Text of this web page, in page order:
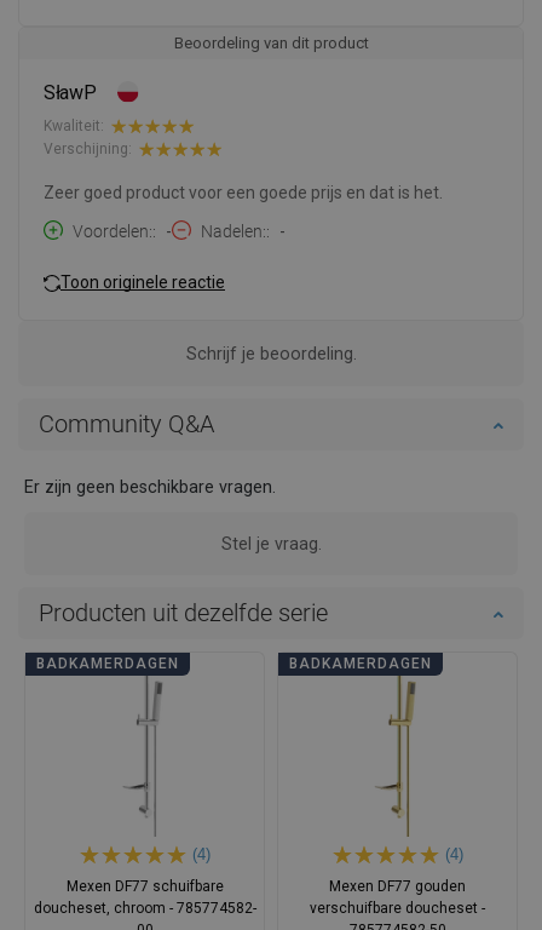
Beoordeling van dit product
SławP
Kwaliteit:
Verschijning:
Zeer goed product voor een goede prijs en dat is het.
Voordelen:
- Nadelen: -
Toon originele reactie
Schrijf je beoordeling.
Community Q&A
Er zijn geen beschikbare vragen.
Stel je vraag.
Producten uit dezelfde serie
BADKAMERDAGEN
(4)
Mexen DF77 schuifbare
doucheset, chroom - 785774582-
BADKAMERDAGEN
(4)
Mexen DF77 gouden
verschuifbare doucheset -